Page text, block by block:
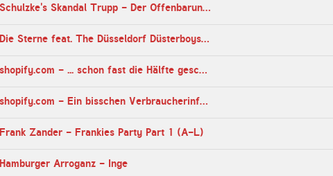
07:45 Uhr - Schulzke's Skandal Trupp - Der Offenbarungseid
08:07 Uhr - Die Sterne feat. The Düsseldorf Düsterboys - Du musst gar nix
02:27 Uhr - shopify.com - ... schon fast die Hälfte geschafft ...
02:27 Uhr - shopify.com - Ein bisschen Verbraucherinformationen ...
Zander - Frankies Party Part 1 (A-L)
Arroganz - Inge